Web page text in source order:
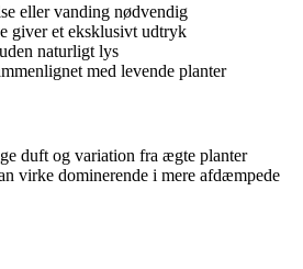
eller vanding nødvendig
giver et eksklusivt udtryk
naturligt lys
med levende planter
duft og variation fra ægte planter
virke dominerende i mere afdæmpede